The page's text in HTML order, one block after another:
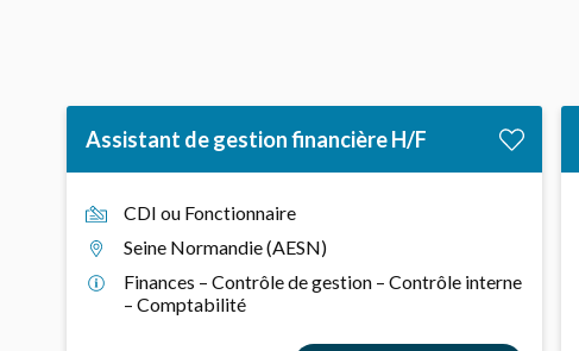
Assistant de gestion financière H/F
CDI ou Fonctionnaire
Seine Normandie (AESN)
Finances – Contrôle de gestion – Contrôle interne
– Comptabilité